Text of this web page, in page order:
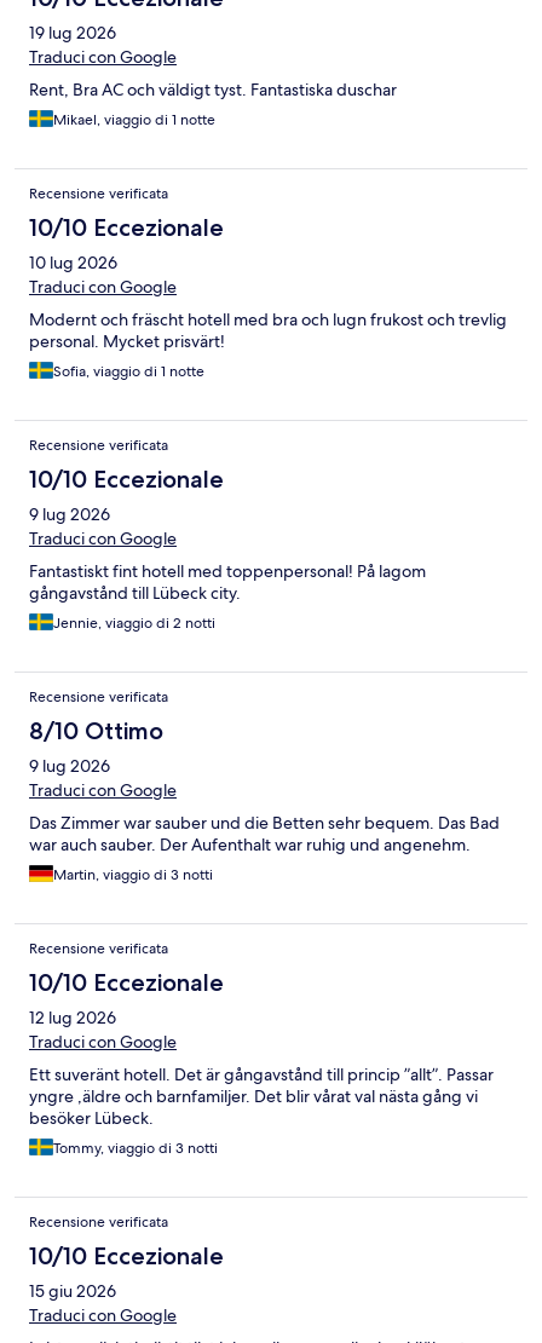
19 lug 2026
Traduci con Google
Rent, Bra AC och väldigt tyst. Fantastiska duschar
Mikael, viaggio di 1 notte
Recensione verificata
10/10 Eccezionale
10 lug 2026
Traduci con Google
Modernt och fräscht hotell med bra och lugn frukost och trevlig
personal. Mycket prisvärt!
Sofia, viaggio di 1 notte
Recensione verificata
10/10 Eccezionale
9 lug 2026
Traduci con Google
Fantastiskt fint hotell med toppenpersonal! På lagom
gångavstånd till Lübeck city.
Jennie, viaggio di 2 notti
Recensione verificata
8/10 Ottimo
9 lug 2026
Traduci con Google
Das Zimmer war sauber und die Betten sehr bequem. Das Bad
war auch sauber. Der Aufenthalt war ruhig und angenehm.
Martin, viaggio di 3 notti
Recensione verificata
10/10 Eccezionale
12 lug 2026
Traduci con Google
Ett suveränt hotell. Det är gångavstånd till princip ”allt”. Passar
yngre ,äldre och barnfamiljer. Det blir vårat val nästa gång vi
besöker Lübeck.
Tommy, viaggio di 3 notti
Recensione verificata
10/10 Eccezionale
15 giu 2026
Traduci con Google